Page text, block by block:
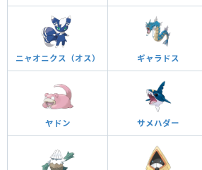
ニャオニクス（オス） ギャラドス
ヤドン サメハダー